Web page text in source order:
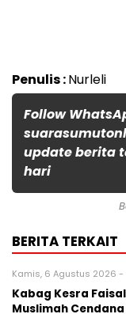
Penulis :Nurleli
Follow
update berita
hari
BERITA TERKAIT
Kamis, 6 Agustus 2026 -
Kabag Kesra
Muslimah